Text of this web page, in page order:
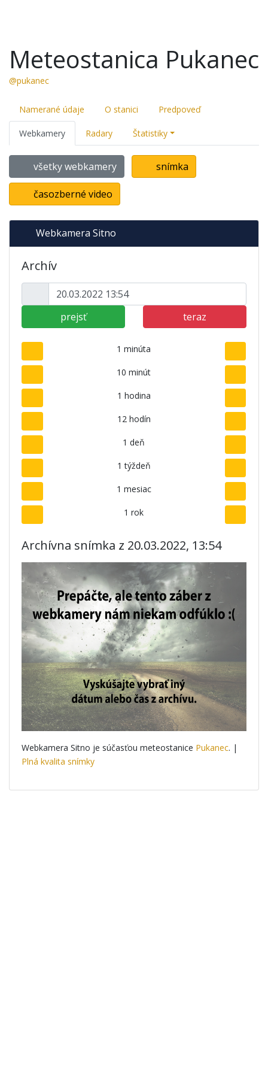
Meteostanica Pukanec
@pukanec
Namerané údaje O stanici Predpoveď
Webkamery Radary Štatistiky
všetky webkamery snímka
časozberné video
Webkamera Sitno
Archív
prejsť teraz
1 minúta
10 minút
1 hodina
12 hodín
1 deň
1 týždeň
1 mesiac
1 rok
Archívna snímka z 20.03.2022, 13:54
Webkamera Sitno je súčasťou meteostanice Pukanec. |
Plná kvalita snímky